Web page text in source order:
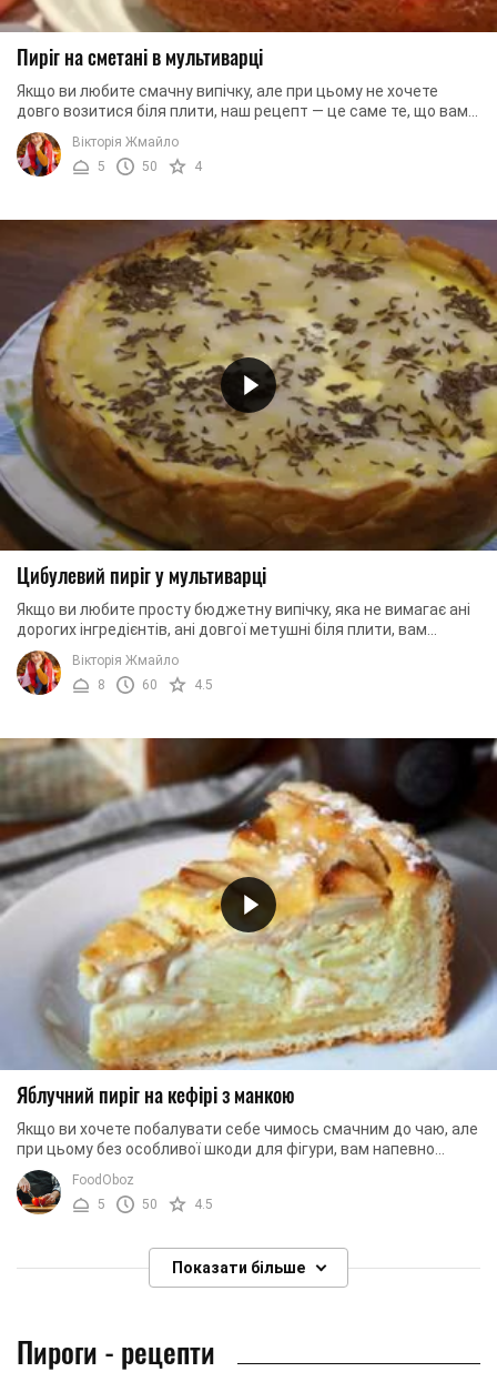
Пиріг на сметані в мультиварці
Якщо ви любите смачну випічку, але при цьому не хочете
довго возитися біля плити, наш рецепт — це саме те, що вам
потрібно. Ми пропонуємо вам освоїти ...
Вікторія Жмайло
5
50 4
Цибулевий пиріг у мультиварці
Якщо ви любите просту бюджетну випічку, яка не вимагає ані
дорогих інгредієнтів, ані довгої метушні біля плити, вам
обов'язково сподобається цей ...
Вікторія Жмайло
8
60 4.5
Яблучний пиріг на кефірі з манкою
Якщо ви хочете побалувати себе чимось смачним до чаю, але
при цьому без особливої ​​шкоди для фігури, вам напевно
сподобається цей рецепт. Річ у тім, ...
FoodOboz
5
50 4.5
Показати більше
Пироги - рецепти